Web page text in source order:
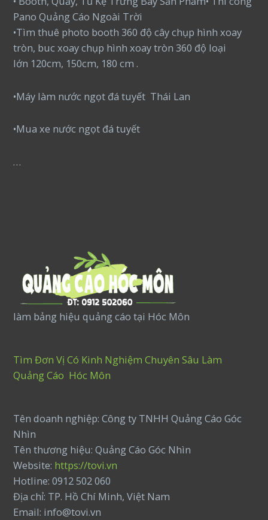
Pano Quảng Cáo Ngoài Trời
•Tìm thuê photo booth 360 độ cây chụp hình xoay
tròn, buc xoay chụp hình xoay tròn 360 độ loại
lớn 120cm, 150cm, 180 cm .
•Máy làm nước ngọt đá tuyết Thái Lan
•Mua xe nước ngọt đá tuyết
…
làm bảng hiệu quảng cáo tại Hóc Môn
Tìm Đơn Vị Có Kinh Nghiệm Chuyên Sâu Làm
Quảng Cáo Hóc Môn
Tên doanh nghiệp: Công ty TNHH Quảng Cáo Góc
Nhìn
Tên thương hiệu: Quảng Cáo Góc Nhìn
Website: https://tovi.vn
Hotline: 0912 502 060
Địa chỉ: TP. Hồ Chí Minh, Việt Nam
Email: info@tovi.vn